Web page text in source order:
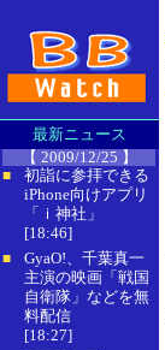
最新ニュース
【 2009/12/25 】
■
初詣に参拝できる
iPhone向けアプリ
「ｉ神社」
[18:46]
■
GyaO!、千葉真一
主演の映画「戦国
自衛隊」などを無
料配信
[18:27]